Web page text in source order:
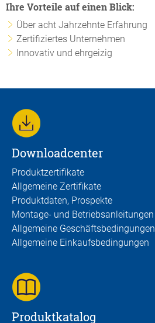
Ihre Vorteile auf einen Blick:
Über acht Jahrzehnte Erfahrung
Zertifiziertes Unternehmen
Innovativ und ehrgeizig
Downloadcenter
Produktzertifikate
Allgemeine Zertifikate
Produktdaten, Prospekte
Montage- und Betriebsanleitungen
Allgemeine Geschäftsbedingungen
Allgemeine Einkaufsbedingungen
Produktkatalog